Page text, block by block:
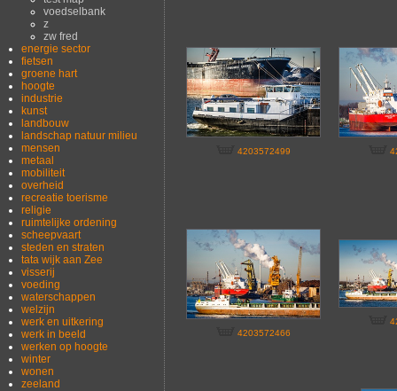
voedselbank
z
zw fred
energie sector
fietsen
groene hart
hoogte
industrie
kunst
landbouw
landschap natuur milieu
mensen
metaal
mobiliteit
overheid
recreatie toerisme
religie
ruimtelijke ordening
scheepvaart
steden en straten
tata wijk aan Zee
visserij
voeding
waterschappen
welzijn
werk en uitkering
werk in beeld
werken op hoogte
winter
wonen
zeeland
4203572499
4203572466